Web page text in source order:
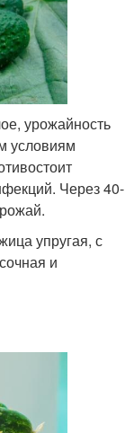
урожайность
условиям
Через 40-
упругая, с
и